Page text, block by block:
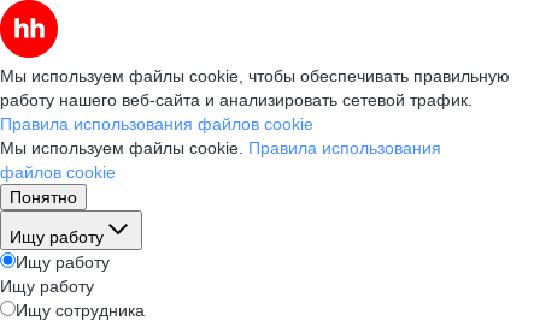
Мы используем файлы cookie, чтобы обеспечивать правильную
работу нашего веб-сайта и анализировать сетевой трафик.
Правила использования файлов cookie
Мы используем файлы cookie. Правила использования
файлов cookie
Понятно
Ищу работу
Ищу работу
Ищу работу
Ищу сотрудника